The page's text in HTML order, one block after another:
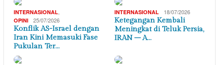
INTERNASIONAL
OPINI 25/07/2026
Konflik AS-Israel dengan
Iran Kini Memasuki Fase
Pukulan Ter…
INTERNASIONAL 18/07/2026
Ketegangan Kembali
Meningkat di Teluk Persia,
IRAN – A…